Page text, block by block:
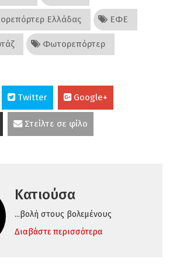
Ελλάδας ΕΦΕ
Φωτορεπόρτερ
Twitter Google+
Στείλτε σε φίλο
Κατιούσα
...βολή στους βολεμένους
Διαβάστε περισσότερα